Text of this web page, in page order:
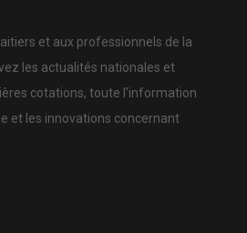
et aux professionnels de la
les actualités nationales et
cotations, toute l'information
et les innovations concernant